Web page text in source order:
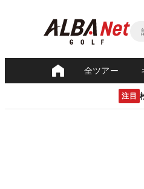
全ツアー
注目